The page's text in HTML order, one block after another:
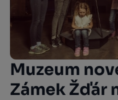
Muzeum
Zámek Žďár